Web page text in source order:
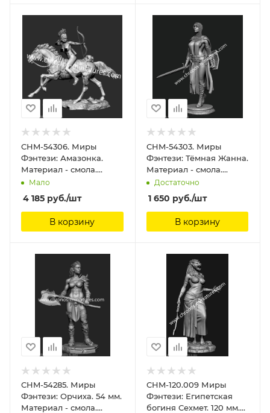
CHM-54306. Миры
Фэнтези: Амазонка.
Материал - смола.
Chronos Miniatures, 54
Мало
4 185 руб./шт
В корзину
CHM-54303. Миры
Фэнтези: Тёмная Жанна.
Материал - смола.
Chronos Miniatures, 54
Достаточно
1 650 руб./шт
В корзину
CHM-54285. Миры
Фэнтези: Орчиха. 54 мм.
Материал - смола.
CHM-120.009 Миры
Фэнтези: Египетская
богиня Сехмет. 120 мм.